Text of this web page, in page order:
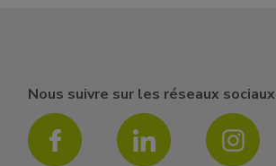
Nous suivre sur les réseaux sociaux